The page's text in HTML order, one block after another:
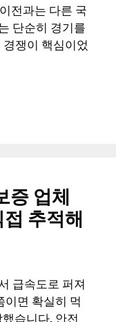
전과는 다른 국
단순히 경기를
쟁이 핵심이었
증 업체
추적해
급속도로 퍼져
이면 확실히 먹
습니다. 안전